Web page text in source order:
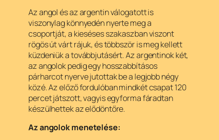
Az angol és az argentin válogatott is
viszonylag könnyedén nyerte meg a
csoportját, a kieséses szakaszban viszont
rögös út várt rájuk, és többször is meg kellett
küzdeniük a továbbjutásért. Az argentinok két,
az angolok pedig egy hosszabbításos
párharcot nyerve jutottak be a legjobb négy
közé. Az előző fordulóban mindkét csapat 120
percet játszott, vagyis egyforma fáradtan
készülhettek az elődöntőre.
Az angolok menetelése: